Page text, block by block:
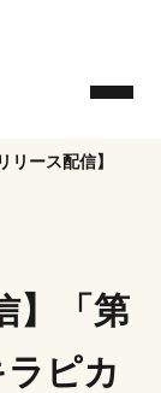
リース配信】
】「第
ピカ